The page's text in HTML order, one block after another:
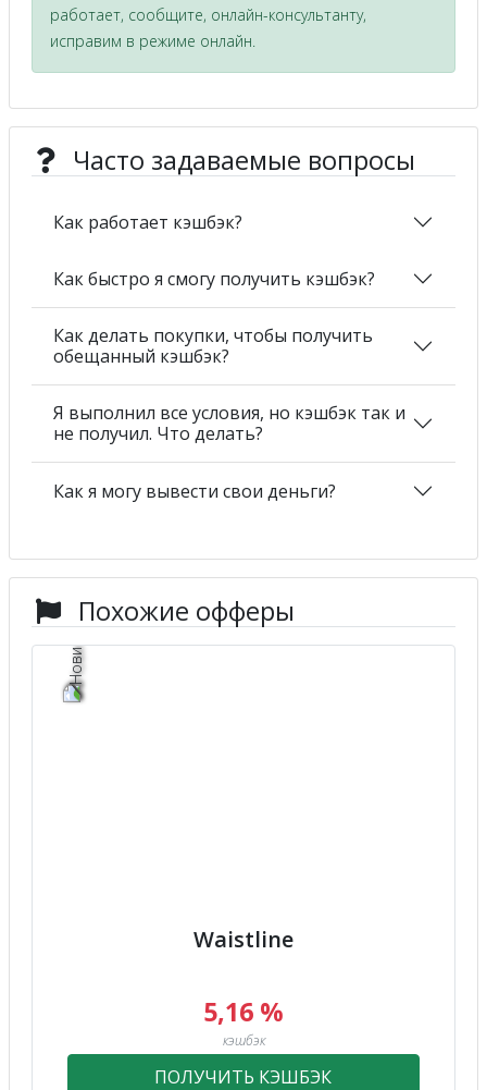
работает, сообщите, онлайн-консультанту,
исправим в режиме онлайн.
Часто задаваемые вопросы
Как работает кэшбэк?
Как быстро я смогу получить кэшбэк?
Как делать покупки, чтобы получить
обещанный кэшбэк?
Я выполнил все условия, но кэшбэк так и
не получил. Что делать?
Как я могу вывести свои деньги?
Похожие офферы
Waistline
5,16 %
кэшбэк
ПОЛУЧИТЬ КЭШБЭК